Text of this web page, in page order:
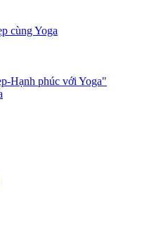
cùng Yoga
Hạnh phúc với Yoga"